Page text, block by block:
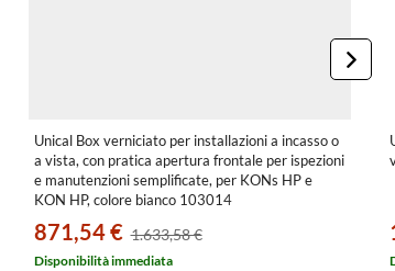
Unical Box verniciato per installazioni a incasso o
a vista, con pratica apertura frontale per ispezioni
e manutenzioni semplificate, per KONs HP e
KON HP, colore bianco 103014
871,54 € 1.633,58 €
Disponibilità immediata